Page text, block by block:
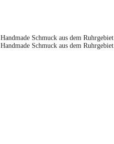
Handmade Schmuck aus dem Ruhrgebiet
Handmade Schmuck aus dem Ruhrgebiet